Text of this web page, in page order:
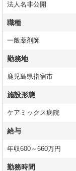
法人名非公開
職種
一般薬剤師
勤務地
鹿児島県指宿市
施設形態
ケアミックス病院
給与
年収600～660万円
勤務時間